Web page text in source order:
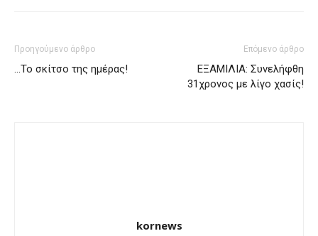
Προηγούμενο άρθρο
…Το σκίτσο της ημέρας!
Επόμενο άρθρο
ΕΞΑΜΙΛΙΑ: Συνελήφθη
31χρονος με λίγο χασίς!
kornews